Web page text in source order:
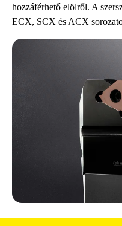
hozzáférhető elölről. A
ECX, SCX és ACX